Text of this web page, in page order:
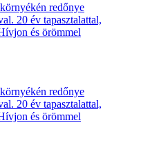
redőnye
20 év tapasztalattal,
és örömmel
redőnye
20 év tapasztalattal,
és örömmel